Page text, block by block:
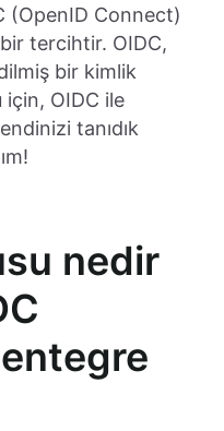
(OpenID Connect)
tercihtir. OIDC,
bir kimlik
için, OIDC ile
tanıdık
nedir